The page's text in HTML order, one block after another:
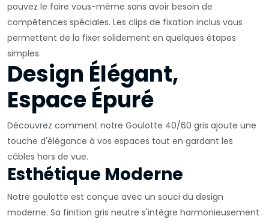
pouvez le faire vous-même sans avoir besoin de
compétences spéciales. Les clips de fixation inclus vous
permettent de la fixer solidement en quelques étapes
simples.
Design Élégant,
Espace Épuré
Découvrez comment notre Goulotte 40/60 gris ajoute une
touche d'élégance à vos espaces tout en gardant les
câbles hors de vue.
Esthétique Moderne
Notre goulotte est conçue avec un souci du design
moderne. Sa finition gris neutre s'intègre harmonieusement